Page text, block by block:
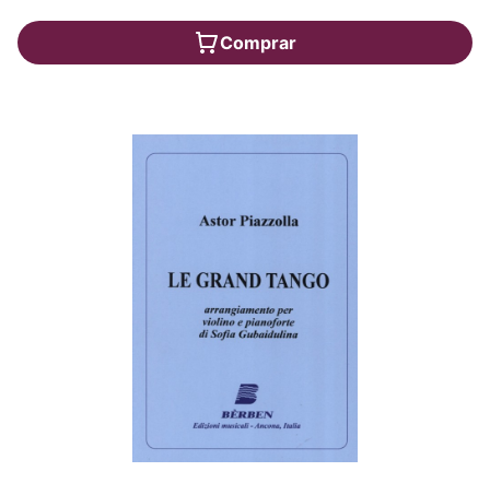
Comprar